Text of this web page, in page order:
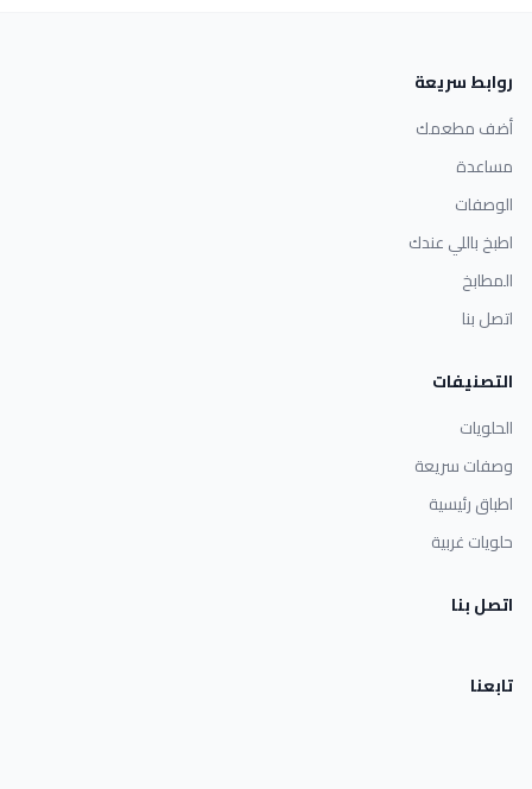
روابط سريعة
أضف مطعمك
مساعدة
الوصفات
اطبخ باللي عندك
المطابخ
اتصل بنا
التصنيفات
الحلويات
وصفات سريعة
اطباق رئيسية
حلويات غربية
اتصل بنا
تابعنا